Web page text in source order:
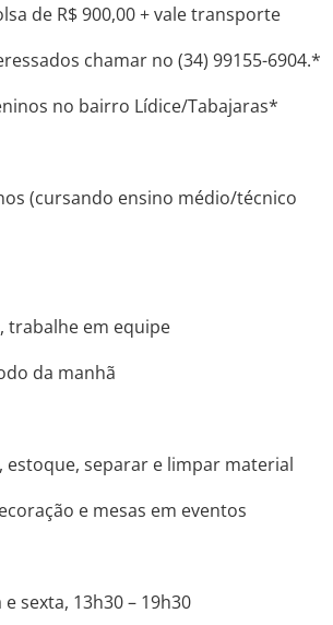
de R$ 900,00 + vale transporte
​​chamar no (34) 99155-6904.*
no bairro Lídice/Tabajaras*
(cursando ensino médio/técnico
trabalhe em equipe
da manhã
estoque, separar e limpar material
e mesas em eventos
sexta, 13h30 – 19h30